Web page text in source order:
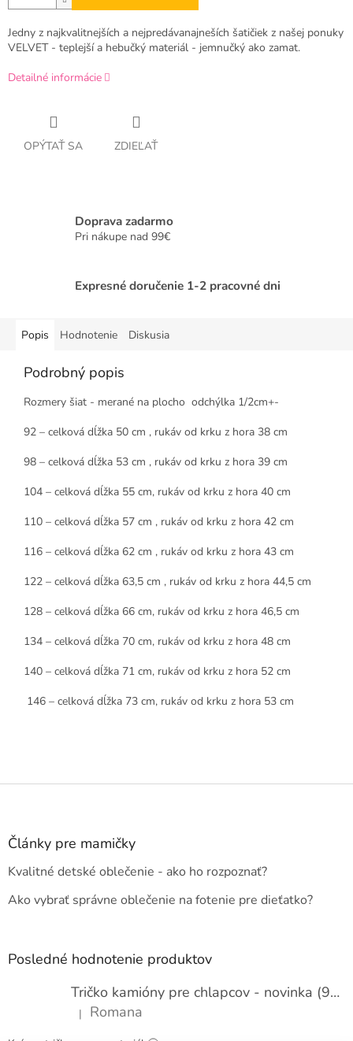
Jedny z najkvalitnejších a nejpredávanajneších šatičiek z našej ponuky
VELVET - teplejší a hebučký materiál - jemnučký ako zamat.
Detailné informácie
OPÝTAŤ SA ZDIEĽAŤ
Doprava zadarmo
Pri nákupe nad 99€
Expresné doručenie 1-2 pracovné dni
Popis Hodnotenie Diskusia
Podrobný popis
Rozmery šiat - merané na plocho odchýlka 1/2cm+-
92 – celková dĺžka 50 cm , rukáv od krku z hora 38 cm
98 – celková dĺžka 53 cm , rukáv od krku z hora 39 cm
104 – celková dĺžka 55 cm, rukáv od krku z hora 40 cm
110 – celková dĺžka 57 cm , rukáv od krku z hora 42 cm
116 – celková dĺžka 62 cm , rukáv od krku z hora 43 cm
122 – celková dĺžka 63,5 cm , rukáv od krku z hora 44,5 cm
128 – celková dĺžka 66 cm, rukáv od krku z hora 46,5 cm
134 – celková dĺžka 70 cm, rukáv od krku z hora 48 cm
140 – celková dĺžka 71 cm, rukáv od krku z hora 52 cm
146 – celková dĺžka 73 cm, rukáv od krku z hora 53 cm
Z
Články pre mamičky
Kvalitné detské oblečenie - ako ho rozpoznať?
Ako vybrať správne oblečenie na fotenie pre dieťatko?
Posledné hodnotenie produktov
Tričko kamióny pre chlapcov - novinka (98-134)
Hodnotenie produktu je 5 z 5 hviezdičiek.
| Romana